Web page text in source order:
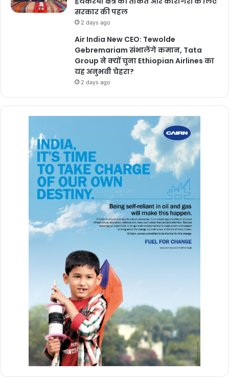
सरकार की पहल
2 days ago
Air India New CEO: Tewolde
Gebremariam संभालेंगे कमान, Tata
Group ने क्यों चुना Ethiopian Airlines का
यह अनुभवी चेहरा?
2 days ago